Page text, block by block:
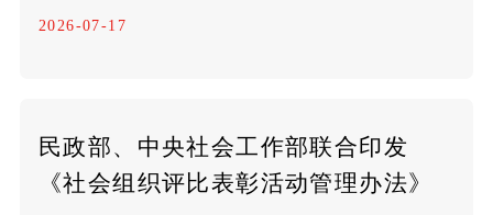
2026-07-17
民政部、中央社会工作部联合印发
《社会组织评比表彰活动管理办法》